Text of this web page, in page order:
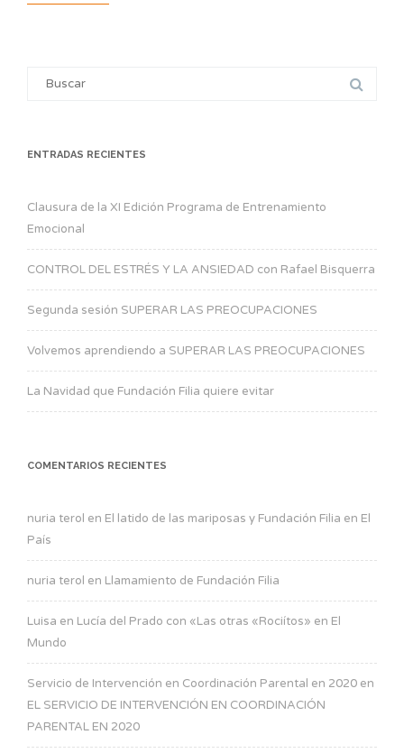
Search
ENTRADAS RECIENTES
Clausura de la XI Edición Programa de Entrenamiento
Emocional
CONTROL DEL ESTRÉS Y LA ANSIEDAD con Rafael Bisquerra
Segunda sesión SUPERAR LAS PREOCUPACIONES
Volvemos aprendiendo a SUPERAR LAS PREOCUPACIONES
La Navidad que Fundación Filia quiere evitar
COMENTARIOS RECIENTES
nuria terol en El latido de las mariposas y Fundación Filia en El
País
nuria terol en Llamamiento de Fundación Filia
Luisa en Lucía del Prado con «Las otras «Rociítos» en El
Mundo
Servicio de Intervención en Coordinación Parental en 2020 en
EL SERVICIO DE INTERVENCIÓN EN COORDINACIÓN
PARENTAL EN 2020